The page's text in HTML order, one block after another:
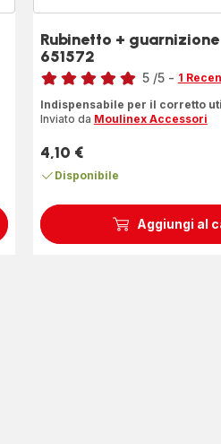
Aggiungi al
Rubinetto +
651572
Voto
di
stelle
(media)
5 /5 - 1
Indispensabile per il corretto
Inviato da Moulinex Accessori
Prezzo
4,10 €
Disponibile